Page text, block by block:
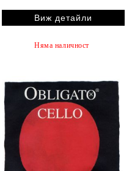
Виж детайли
Няма наличност